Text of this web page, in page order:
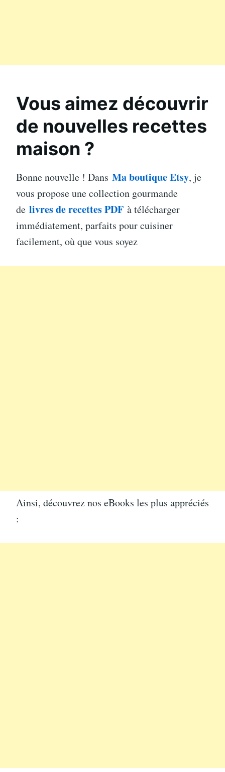
Vous aimez découvrir
de nouvelles recettes
maison ?
Bonne nouvelle ! Dans Ma boutique Etsy, je
vous propose une collection gourmande
de livres de recettes PDF à télécharger
immédiatement, parfaits pour cuisiner
facilement, où que vous soyez
Ainsi, découvrez nos eBooks les plus appréciés
: